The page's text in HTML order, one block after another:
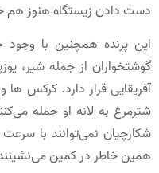
دست دادن زیستگاه هنوز هم
این پرنده همچنین با
گوشتخواران از جمله شیر،
آفریقایی قرار دارد. کرکس
شترمرغ به لانه او حمله
شکارچیان نمی‌توانند با
همین خاطر در کمین می‌نشینند